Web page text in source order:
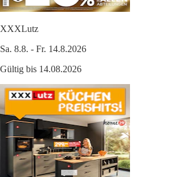
XXXLutz
Sa. 8.8. - Fr. 14.8.2026
Gültig bis 14.08.2026